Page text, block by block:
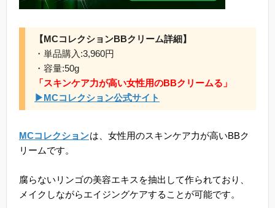
【MCコレクションBBクリーム詳細】
・単品購入:3,960円
・容量:50g
「スキンケア力が高い女性用のBBクリームる」
▶MCコレクション公式サイト
MCコレクションは、女性用のスキンケア力が高いBBク
リームです。
腐らないリンゴの美容エキスを抽出して作られており、
メイクしながらエイジングケアすることが可能です。